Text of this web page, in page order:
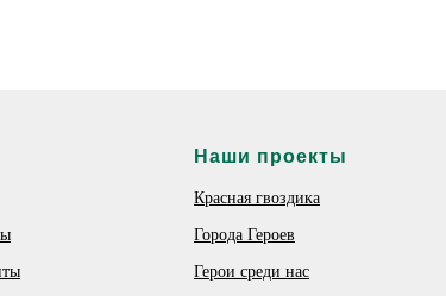
Наши проекты
Красная гвоздика
Города Героев
Герои среди нас